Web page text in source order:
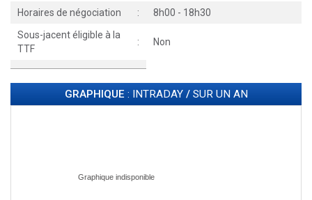
Horaires de négociation :
8h00 - 18h30
Sous-jacent éligible à la
TTF
: Non
GRAPHIQUE : INTRADAY/ SUR UN AN